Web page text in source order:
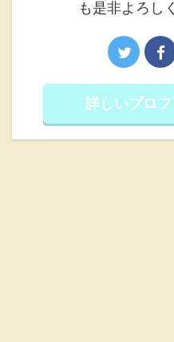
も是非よろし
詳しいプロ